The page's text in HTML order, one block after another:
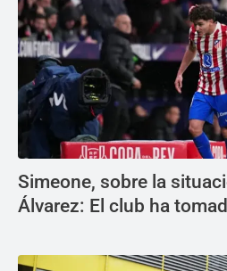
Simeone, sobre la
Álvarez: El club ha